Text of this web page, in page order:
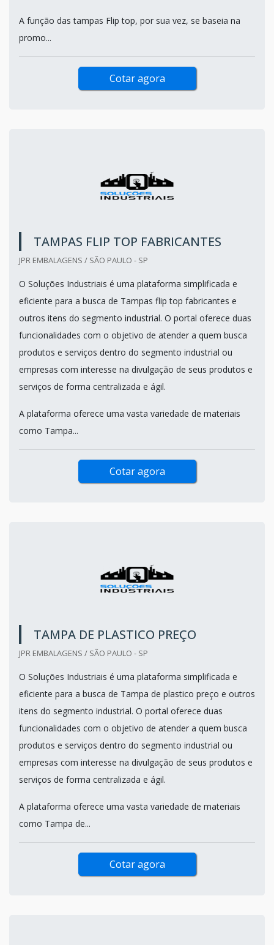
A função das tampas Flip top, por sua vez, se baseia na
promo...
Cotar agora
TAMPAS FLIP TOP FABRICANTES
JPR EMBALAGENS / SÃO PAULO - SP
O Soluções Industriais é uma plataforma simplificada e
eficiente para a busca de Tampas flip top fabricantes e
outros itens do segmento industrial. O portal oferece duas
funcionalidades com o objetivo de atender a quem busca
produtos e serviços dentro do segmento industrial ou
empresas com interesse na divulgação de seus produtos e
serviços de forma centralizada e ágil.
A plataforma oferece uma vasta variedade de materiais
como Tampa...
Cotar agora
TAMPA DE PLASTICO PREÇO
JPR EMBALAGENS / SÃO PAULO - SP
O Soluções Industriais é uma plataforma simplificada e
eficiente para a busca de Tampa de plastico preço e outros
itens do segmento industrial. O portal oferece duas
funcionalidades com o objetivo de atender a quem busca
produtos e serviços dentro do segmento industrial ou
empresas com interesse na divulgação de seus produtos e
serviços de forma centralizada e ágil.
A plataforma oferece uma vasta variedade de materiais
como Tampa de...
Cotar agora